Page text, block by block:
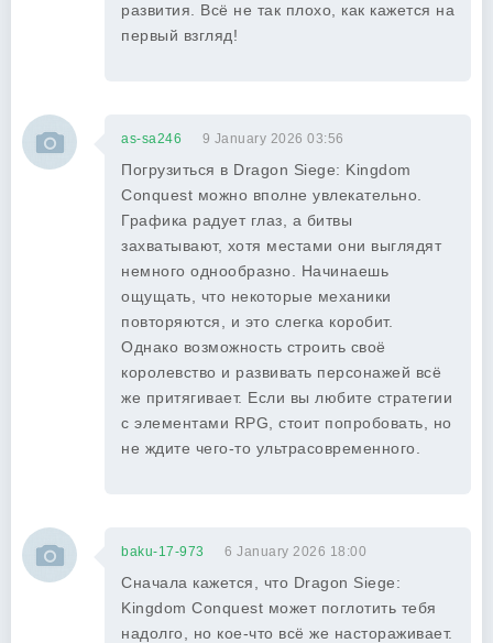
развития. Всё не так плохо, как кажется на
первый взгляд!
as-sa246 9 January 2026 03:56
Погрузиться в Dragon Siege: Kingdom
Conquest можно вполне увлекательно.
Графика радует глаз, а битвы
захватывают, хотя местами они выглядят
немного однообразно. Начинаешь
ощущать, что некоторые механики
повторяются, и это слегка коробит.
Однако возможность строить своё
королевство и развивать персонажей всё
же притягивает. Если вы любите стратегии
с элементами RPG, стоит попробовать, но
не ждите чего-то ультрасовременного.
baku-17-973 6 January 2026 18:00
Сначала кажется, что Dragon Siege:
Kingdom Conquest может поглотить тебя
надолго, но кое-что всё же настораживает.